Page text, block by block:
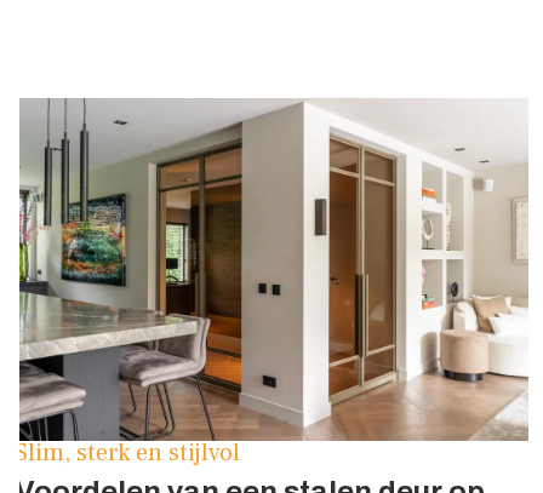
Slim, sterk en stijlvol